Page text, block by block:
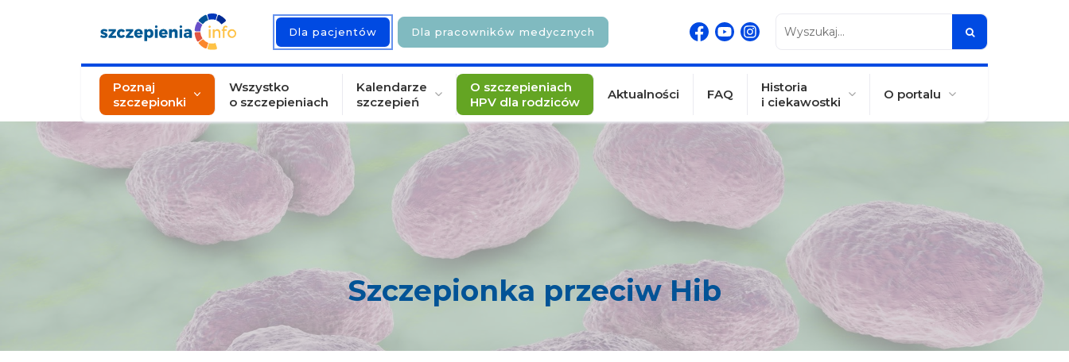
Dla pacjentów Dla pracowników medycznych
Poznaj
szczepionki
Wszystko
o szczepieniach
Kalendarze
szczepień
O szczepieniach
HPV dla rodziców
Aktualności FAQ
Historia
i ciekawostki
O portalu
Szczepionka przeciw Hib